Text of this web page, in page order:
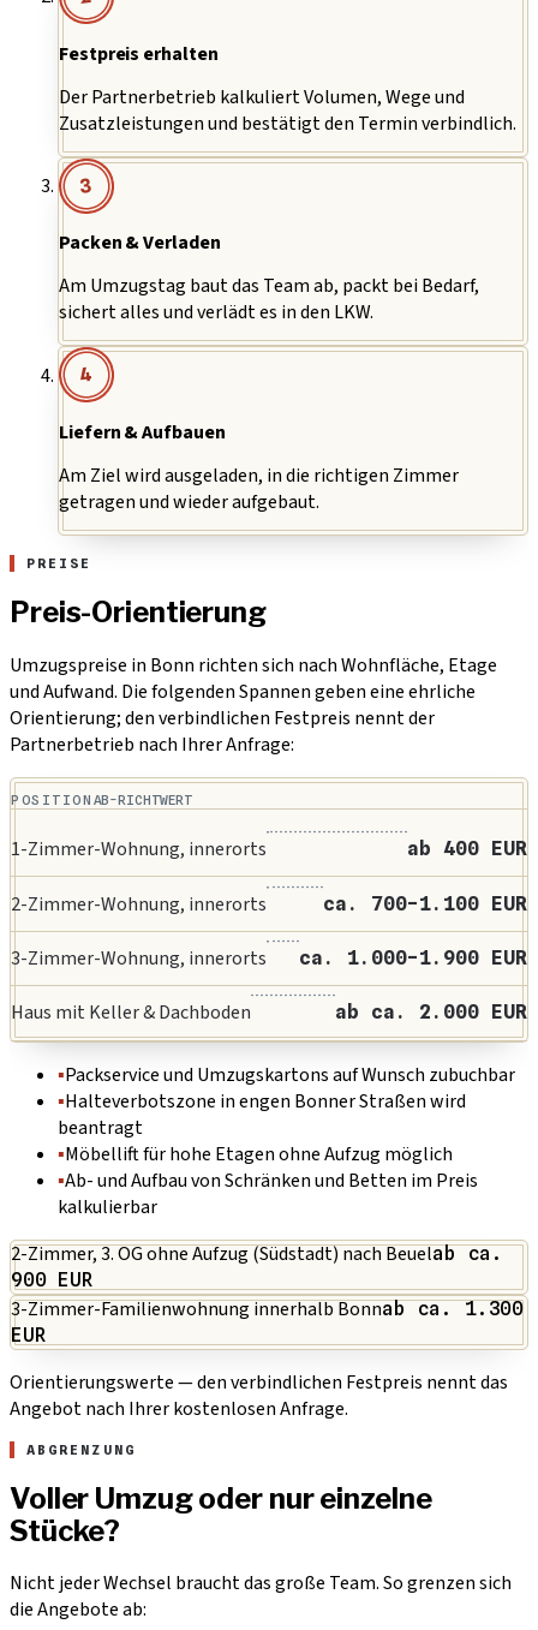
Festpreis erhalten
Der Partnerbetrieb kalkuliert Volumen, Wege und
Zusatzleistungen und bestätigt den Termin verbindlich.
3
Packen & Verladen
Am Umzugstag baut das Team ab, packt bei Bedarf,
sichert alles und verlädt es in den LKW.
4
Liefern & Aufbauen
Am Ziel wird ausgeladen, in die richtigen Zimmer
getragen und wieder aufgebaut.
PREISE
Preis-Orientierung
Umzugspreise in Bonn richten sich nach Wohnfläche, Etage
und Aufwand. Die folgenden Spannen geben eine ehrliche
Orientierung; den verbindlichen Festpreis nennt der
Partnerbetrieb nach Ihrer Anfrage:
POSITION AB-RICHTWERT
1-Zimmer-Wohnung, innerorts ab 400 EUR
2-Zimmer-Wohnung, innerorts ca. 700-1.100 EUR
3-Zimmer-Wohnung, innerorts ca. 1.000-1.900 EUR
Haus mit Keller & Dachboden ab ca. 2.000 EUR
▪Packservice und Umzugskartons auf Wunsch zubuchbar
▪Halteverbotszone in engen Bonner Straßen wird
beantragt
▪Möbellift für hohe Etagen ohne Aufzug möglich
▪Ab- und Aufbau von Schränken und Betten im Preis
kalkulierbar
2-Zimmer, 3. OG ohne Aufzug (Südstadt) nach Beuelab ca.
900 EUR
3-Zimmer-Familienwohnung innerhalb Bonnab ca. 1.300
EUR
Orientierungswerte — den verbindlichen Festpreis nennt das
Angebot nach Ihrer kostenlosen Anfrage.
ABGRENZUNG
Voller Umzug oder nur einzelne
Stücke?
Nicht jeder Wechsel braucht das große Team. So grenzen sich
die Angebote ab: